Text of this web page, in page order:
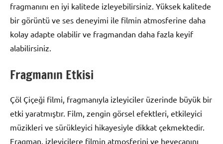
fragmanını en iyi kalitede izleyebilirsiniz. Yüksek kalitede
bir görüntü ve ses deneyimi ile filmin atmosferine daha
kolay adapte olabilir ve fragmandan daha fazla keyif
alabilirsiniz.
Fragmanın Etkisi
Çöl Çiçeği filmi, fragmanıyla izleyiciler üzerinde büyük bir
etki yaratmıştır. Film, zengin görsel efektleri, etkileyici
müzikleri ve sürükleyici hikayesiyle dikkat çekmektedir.
Fragman, izleyicilere filmin atmosferini ve heyecanını